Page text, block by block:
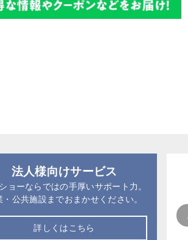
法人様向けサービス
ョーならではの手厚いサポート力。
・公共施設までおまかせください。
詳しくはこちら